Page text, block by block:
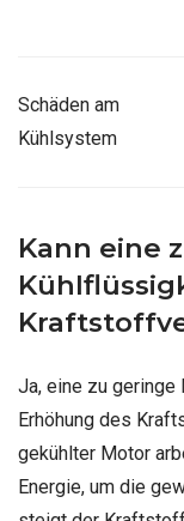
Schäden am
Kühlsystem
Kann eine
Ja, eine zu geringe
Erhöhung des
gekühlter Motor
Energie, um die